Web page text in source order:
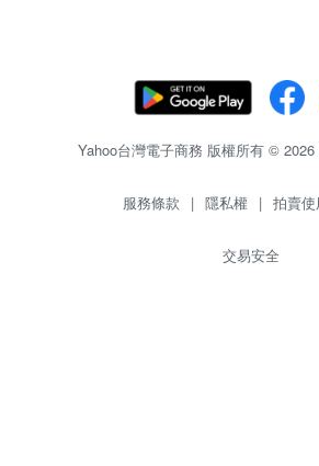
Yahoo台灣電子商務 版權所有 ©
服務條款 | 隱私權 | 拍賣
交易安全